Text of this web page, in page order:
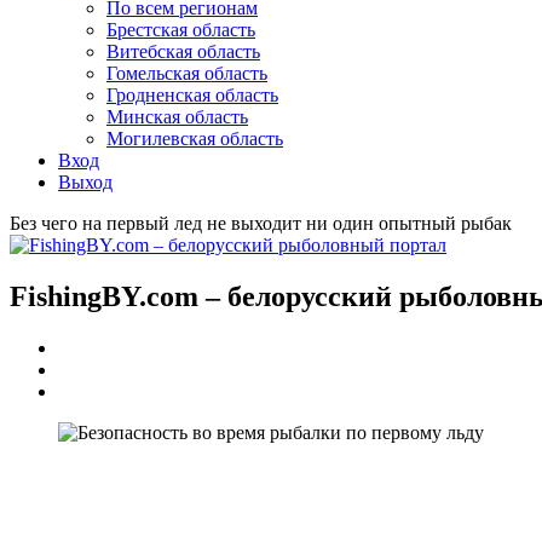
По всем регионам
Брестская область
Витебская область
Гомельская область
Гродненская область
Минская область
Могилевская область
Вход
Выход
Без чего на первый лед не выходит ни один опытный рыбак
FishingBY.com – белорусский